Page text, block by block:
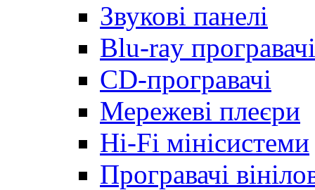
Звукові панелі
Blu-ray програвачі
CD-програвачі
Мережеві плеєри
Hi-Fi мінісистеми
Програвачі